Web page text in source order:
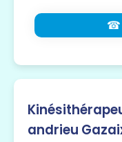
☎
andrieu